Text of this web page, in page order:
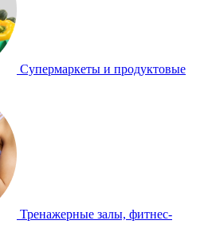
Супермаркеты и продуктовые
Тренажерные залы, фитнес-